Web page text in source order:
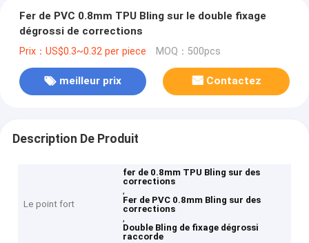
Fer de PVC 0.8mm TPU Bling sur le double fixage
dégrossi de corrections
Prix：US$0.3~0.32 per piece MOQ：500pcs
meilleur prix Contactez
Description De Produit
Le point fort
fer de 0.8mm TPU Bling sur des
corrections
,
Fer de PVC 0.8mm Bling sur des
corrections
,
Double Bling de fixage dégrossi
raccorde